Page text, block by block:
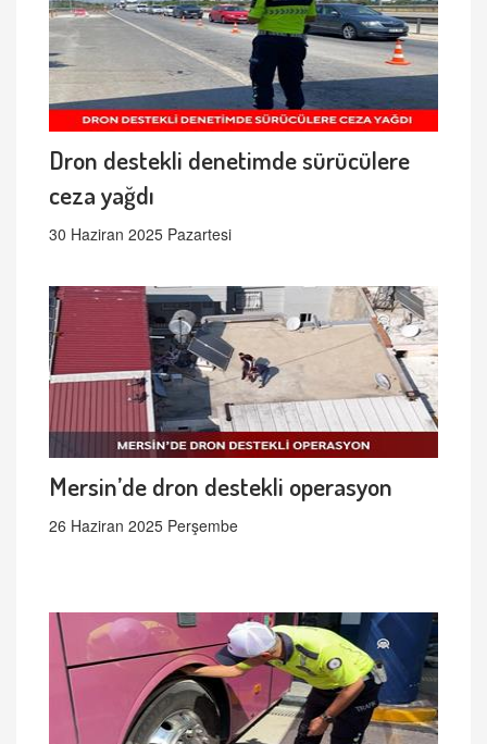
Dron destekli denetimde sürücülere
ceza yağdı
30 Haziran 2025 Pazartesi
Mersin’de dron destekli operasyon
26 Haziran 2025 Perşembe